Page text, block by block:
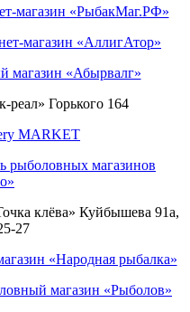
магазин «РыбакМаг.РФ»
магазин «АллигАтор»
магазин «Абырвалг»
Горького 164
MARKET
рыболовных магазинов
клёва» Куйбышева 91а,
27
«Народная рыбалка»
магазин «Рыболов»